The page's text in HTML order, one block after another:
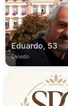
Eduardo, 53
Oviedo